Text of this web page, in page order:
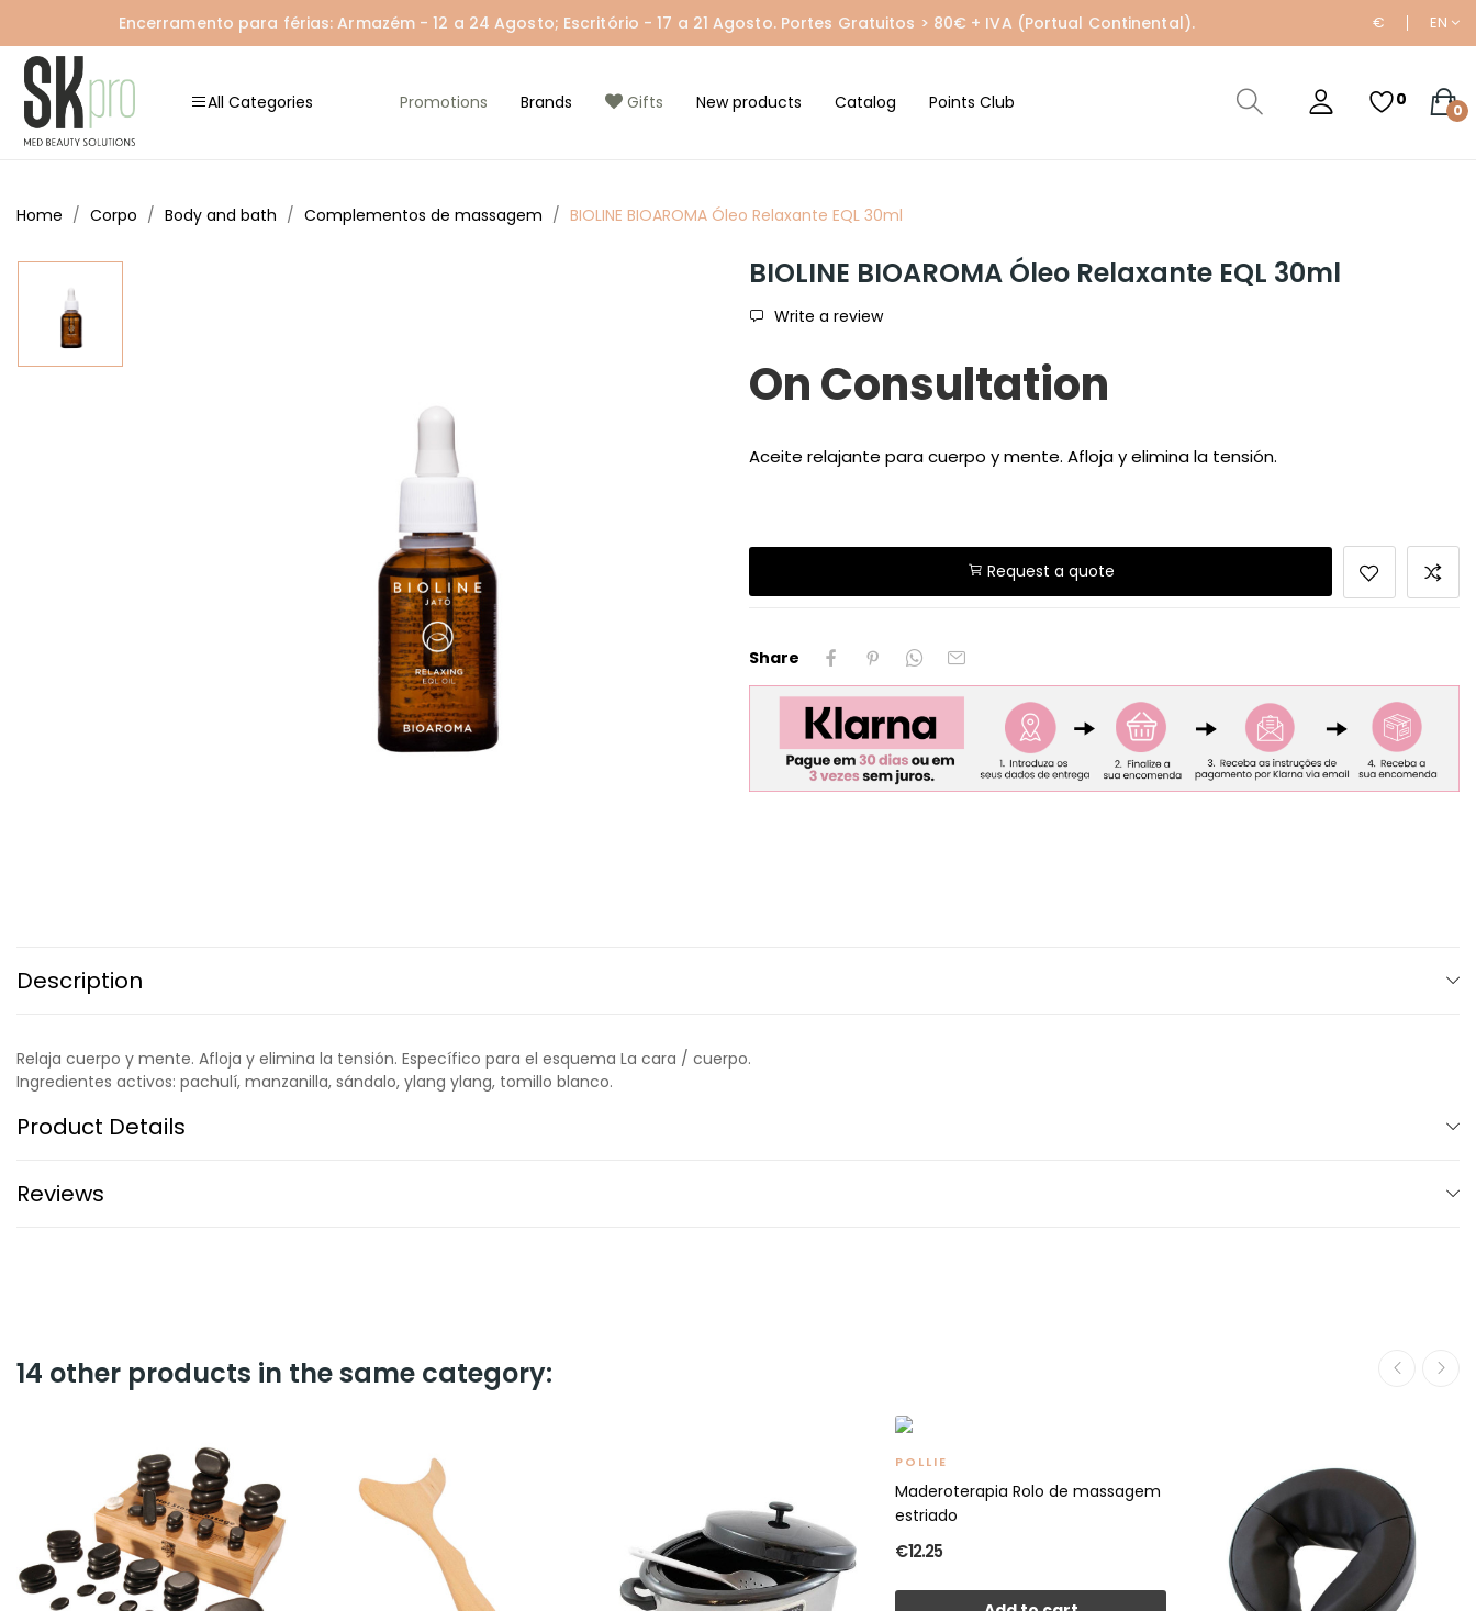
Encerramento para férias: Armazém - 12 a 24 Agosto; Escritório - 17 a 21 Agosto. Portes Gratuitos > 80€ + IVA (Portual Continental). € EN
All Categories Promotions Brands Gifts New products Catalog Points Club 0
0
Home Corpo Body and bath Complementos de massagem BIOLINE BIOAROMA Óleo Relaxante EQL 30ml
BIOLINE BIOAROMA Óleo Relaxante EQL 30ml
Write a review
On Consultation
Aceite relajante para cuerpo y mente. Afloja y elimina la tensión.
Request a quote
Share
Description
Relaja cuerpo y mente. Afloja y elimina la tensión. Específico para el esquema La cara / cuerpo.
Ingredientes activos: pachulí, manzanilla, sándalo, ylang ylang, tomillo blanco.
Product Details
Reviews
14 other products in the same category:
POLLIE
Maderoterapia Rolo de massagem
estriado
€12.25